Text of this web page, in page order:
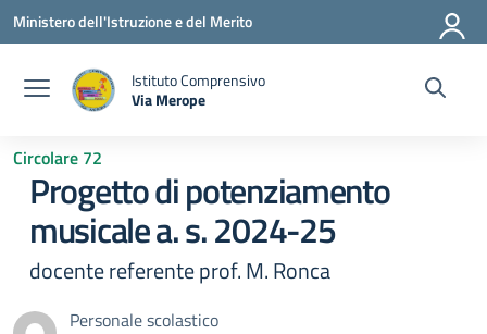
Vai ai contenuti
Vai al menu di navigazione
Vai al footer
Ministero dell'Istruzione e del Merito
Istituto Comprensivo
Via Merope
Circolare 72
Progetto di potenziamento
musicale a. s. 2024-25
docente referente prof. M. Ronca
Personale scolastico